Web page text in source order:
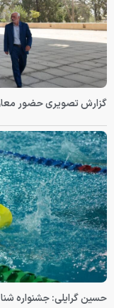
گزارش تصویری حضور